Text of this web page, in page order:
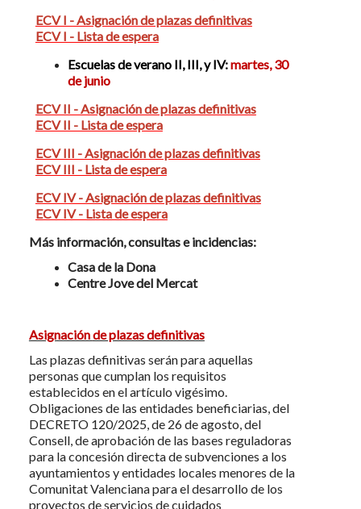
ECV I - Asignación de plazas definitivas
ECV I - Lista de espera
Escuelas de verano II, III, y IV:martes, 30
de junio
ECV II - Asignación de plazas definitivas
ECV II - Lista de espera
ECV III - Asignación de plazas definitivas
ECV III - Lista de espera
ECV IV - Asignación de plazas definitivas
ECV IV - Lista de espera
Más información, consultas e incidencias:
Casa de la Dona
Centre Jove del Mercat
Asignaciónde plazas definitivas
Las plazas definitivas serán para aquellas
personas que cumplan los requisitos
establecidos en el artículo vigésimo.
Obligaciones de las entidades beneficiarias, del
DECRETO 120/2025, de 26 de agosto, del
Consell, de aprobación de las bases reguladoras
para la concesión directa de subvenciones a los
ayuntamientos y entidades locales menores de la
Comunitat Valenciana para el desarrollo de los
proyectos de servicios de cuidados